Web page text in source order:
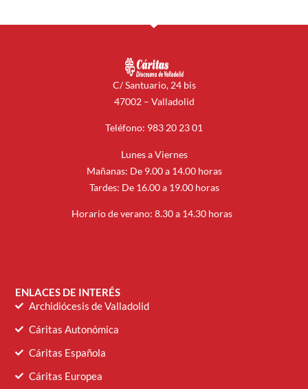
C/ Santuario, 24 bis
47002 – Valladolid
Teléfono: 983 20 23 01
Lunes a Viernes
Mañanas: De 9.00 a 14.00 horas
Tardes: De 16.00 a 19.00 horas
Horario de verano: 8.30 a 14.30 horas
ENLACES DE INTERÉS
Archidiócesis de Valladolid
Cáritas Autonómica
Cáritas Española
Cáritas Europea